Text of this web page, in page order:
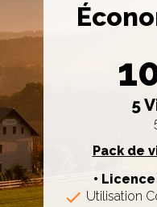
5
Pack de
•
Utilisation